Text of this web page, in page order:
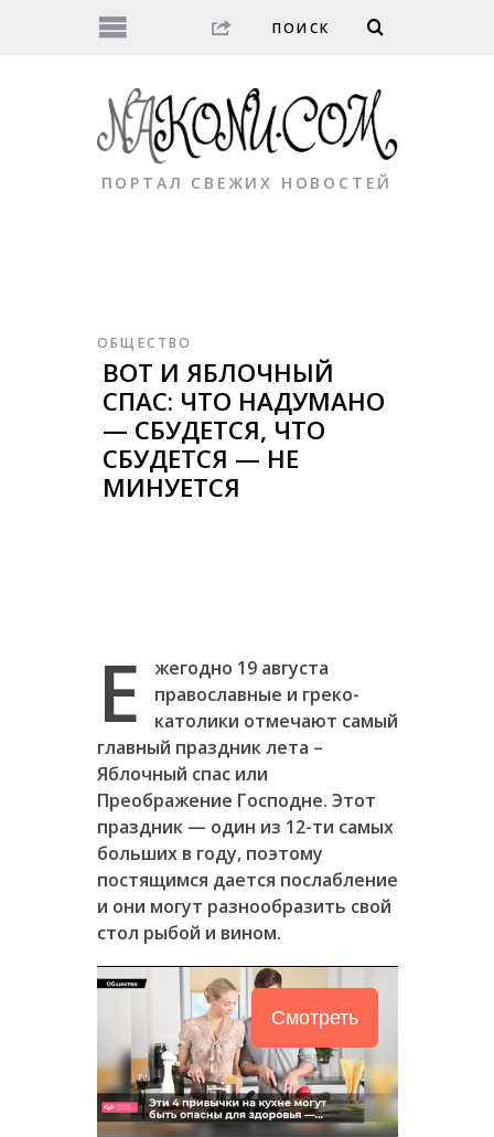
ПОРТАЛ СВЕЖИХ НОВОСТЕЙ
ОБЩЕСТВО
ВОТ И ЯБЛОЧНЫЙ
СПАС: ЧТО НАДУМАНО
— СБУДЕТСЯ, ЧТО
СБУДЕТСЯ — НЕ
МИНУЕТСЯ
Е
жегодно 19 августа
православные и греко-
католики отмечают самый
главный праздник лета –
Яблочный спас или
Преображение Господне. Этот
праздник — один из 12-ти самых
больших в году, поэтому
постящимся дается послабление
и они могут разнообразить свой
стол рыбой и вином.
Смотреть